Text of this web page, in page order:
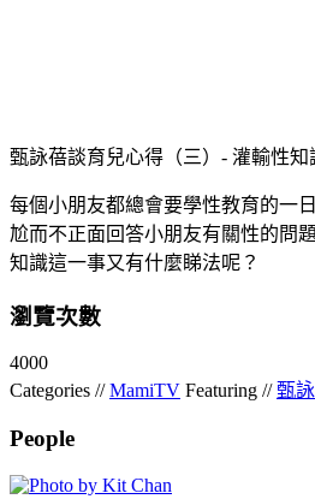
甄詠蓓談育兒心得（三）- 灌輸性知
每個小朋友都總會要學性教育的一
尬而不正面回答小朋友有關性的問
知識這一事又有什麼睇法呢？
瀏覽次數
4000
Categories //MamiTV Featuring // 甄
People